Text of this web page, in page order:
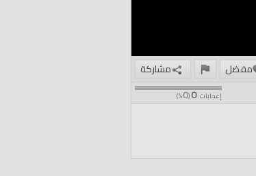
مفضل مشاركة
إعجابات:0
(
0
%)